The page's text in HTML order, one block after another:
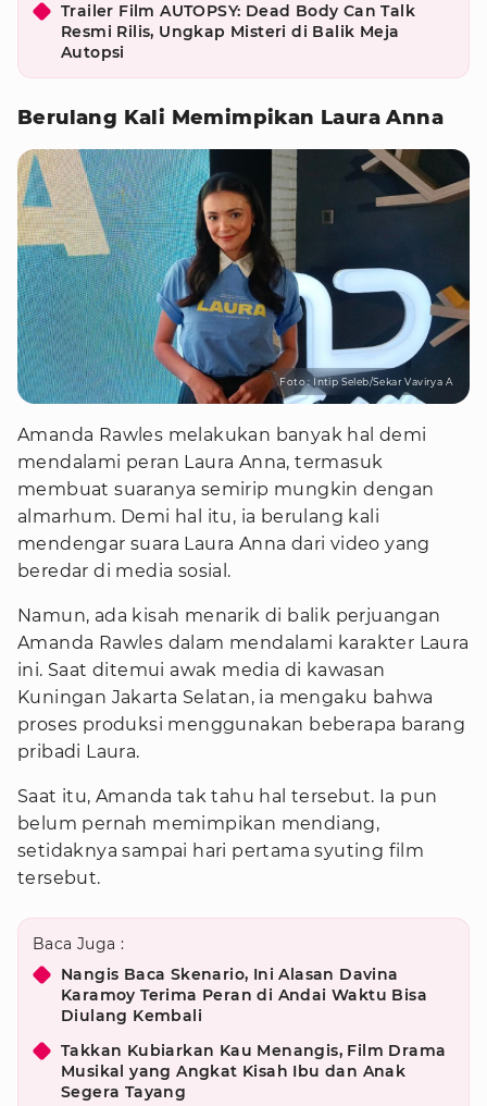
Trailer Film AUTOPSY: Dead Body Can Talk
Resmi Rilis, Ungkap Misteri di Balik Meja
Autopsi
Berulang Kali Memimpikan Laura Anna
Foto : Intip Seleb/Sekar Vavirya A
Amanda Rawles melakukan banyak hal demi
mendalami peran Laura Anna, termasuk
membuat suaranya semirip mungkin dengan
almarhum. Demi hal itu, ia berulang kali
mendengar suara Laura Anna dari video yang
beredar di media sosial.
Namun, ada kisah menarik di balik perjuangan
Amanda Rawles dalam mendalami karakter Laura
ini. Saat ditemui awak media di kawasan
Kuningan Jakarta Selatan, ia mengaku bahwa
proses produksi menggunakan beberapa barang
pribadi Laura.
Saat itu, Amanda tak tahu hal tersebut. Ia pun
belum pernah memimpikan mendiang,
setidaknya sampai hari pertama syuting film
tersebut.
Baca Juga :
Nangis Baca Skenario, Ini Alasan Davina
Karamoy Terima Peran di Andai Waktu Bisa
Diulang Kembali
Takkan Kubiarkan Kau Menangis, Film Drama
Musikal yang Angkat Kisah Ibu dan Anak
Segera Tayang